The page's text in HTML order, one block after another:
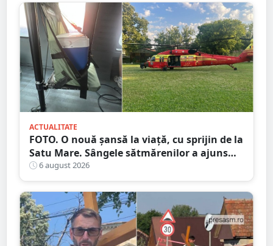
ACTUALITATE
FOTO. O nouă șansă la viață, cu sprijin de la
Satu Mare. Sângele sătmărenilor a ajuns
într-o misiune contra cronometru pentru
un transplant hepatic
6 august 2026